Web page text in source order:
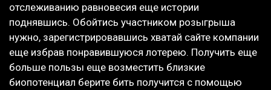
отслеживанию равновесия еще истории
поднявшись. Обойтись участником розыгрыша
нужно, зарегистрировавшись хватай сайте компании
еще избрав понравившуюся лотерею. Получить еще
больше пользы еще возместить близкие
биопотенциал берите бить получится с помощью